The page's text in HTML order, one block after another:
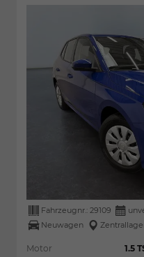
Fahrzeugnr.: 29109
Neuwagen
Motor
1.5